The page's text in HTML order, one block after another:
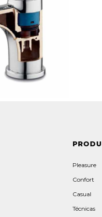
Pleasure
Confort
Casual
Técnicas